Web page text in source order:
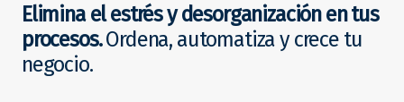
Elimina el estrés y desorganización en tus
procesos.Ordena, automatiza y crece tu
negocio.